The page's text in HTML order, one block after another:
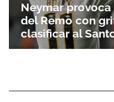
Neymar provoca
del Remo con
clasificar al